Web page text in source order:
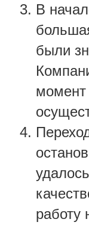
В
были
момент
работу